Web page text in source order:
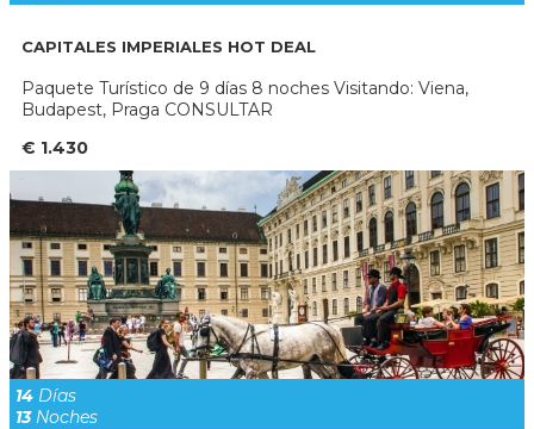
CAPITALES IMPERIALES HOT DEAL
Paquete Turístico de 9 días 8 noches Visitando: Viena,
Budapest, Praga CONSULTAR
€ 1.430
14 Días
13Noches